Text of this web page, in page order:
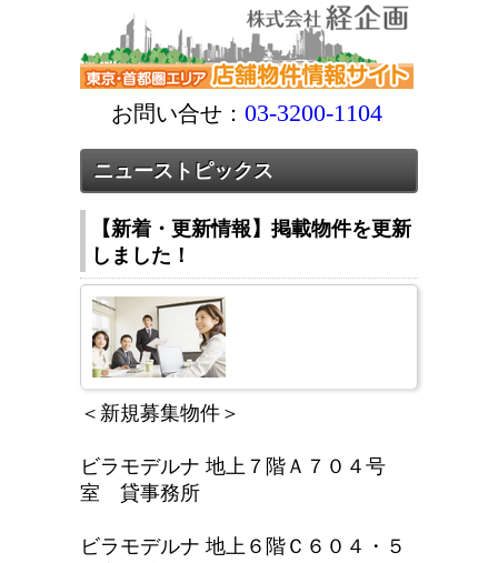
お問い合せ： 03-3200-1104
ニューストピックス
【新着・更新情報】掲載物件を更新
しました！
＜新規募集物件＞
ビラモデルナ 地上７階Ａ７０４号
室 貸事務所
ビラモデルナ 地上６階Ｃ６０４・５